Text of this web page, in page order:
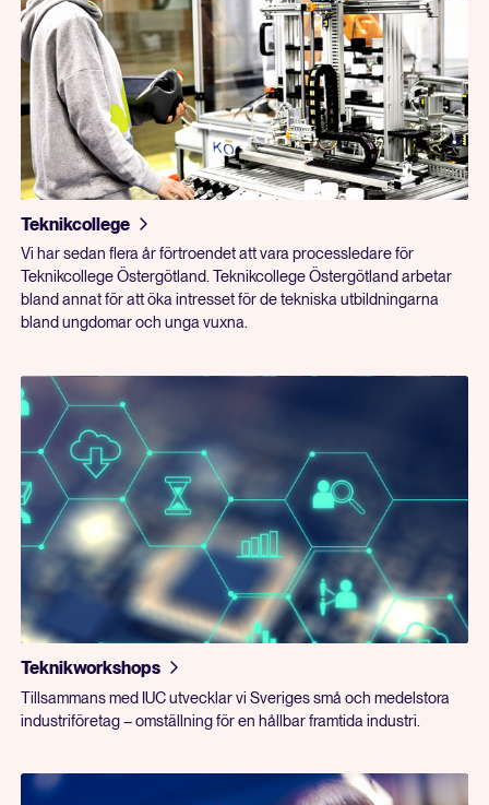
Teknikcollege
Vi har sedan flera år förtroendet att vara processledare för
Teknikcollege Östergötland. Teknikcollege Östergötland arbetar
bland annat för att öka intresset för de tekniska utbildningarna
bland ungdomar och unga vuxna.
Teknikworkshops
Tillsammans med IUC utvecklar vi Sveriges små och medelstora
industriföretag – omställning för en hållbar framtida industri.